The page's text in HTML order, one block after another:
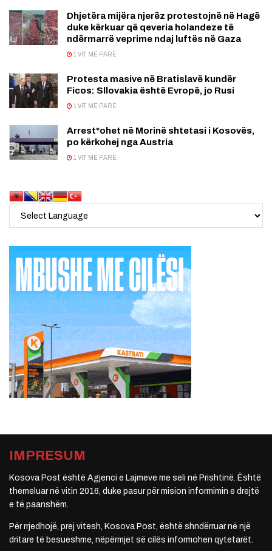
Dhjetëra mijëra njerëz protestojnë në Hagë
duke kërkuar që qeveria holandeze të
ndërmarrë veprime ndaj luftës në Gaza
1 VIT MË PARË
Protesta masive në Bratislavë kundër
Ficos: Sllovakia është Evropë, jo Rusi
1 VIT MË PARË
Arrest*ohet në Morinë shtetasi i Kosovës,
po kërkohej nga Austria
1 VIT MË PARË
IMPRESUM
Kosova Post është Agjenci e Lajmeve me seli në Prishtinë. Është
themeluar në vitin 2016, duke pasur për mision informimin e drejtë
e të paanshëm.
Për rrjedhojë, prej vitesh, Kosova Post, është shndërruar në një
dritare të besueshme, nëpërmjet së cilës informohen qytetarët.